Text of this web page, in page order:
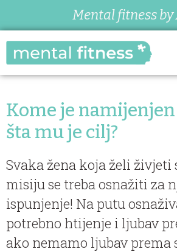
Mental fitness by
Kome je
šta mu je cilj?
Svaka žena koja želi
misiju se treba osnažiti za
ispunjenje! Na putu
potrebno htijenje i ljubav
ako nemamo ljubav prema